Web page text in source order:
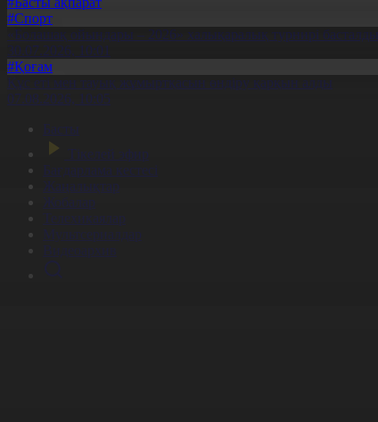
#Спорт
«Болашақ ойындары – 2026» халықаралық турнирі басталды
30.07.2026, 10:01
#Қоғам
Құс еті мен тауық жұмыртқасын өндіру қарқын алды
07.08.2026, 10:05
Басты
Тікелей эфир
Бағдарлама кестесі
Жаңалықтар
Жобалар
Телехикаялар
Мультсериалдар
Видеоархив